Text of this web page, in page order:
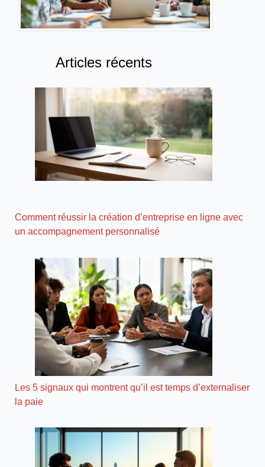
Articles récents
Comment réussir la création d’entreprise en ligne avec
un accompagnement personnalisé
Les 5 signaux qui montrent qu’il est temps d’externaliser
la paie